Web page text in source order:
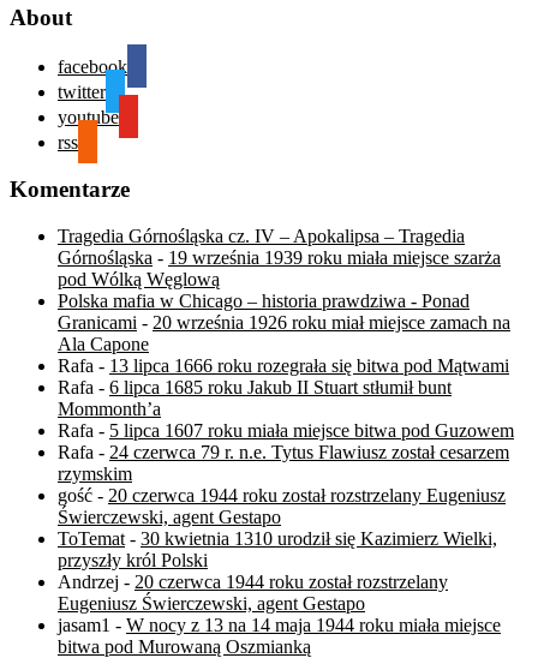
About
facebook
twitter
youtube
rss
Komentarze
Tragedia Górnośląska cz. IV – Apokalipsa – Tragedia
Górnośląska - 19 września 1939 roku miała miejsce szarża
pod Wólką Węglową
Polska mafia w Chicago – historia prawdziwa - Ponad
Granicami - 20 września 1926 roku miał miejsce zamach na
Ala Capone
Rafa - 13 lipca 1666 roku rozegrała się bitwa pod Mątwami
Rafa - 6 lipca 1685 roku Jakub II Stuart stłumił bunt
Mommonth’a
Rafa - 5 lipca 1607 roku miała miejsce bitwa pod Guzowem
Rafa - 24 czerwca 79 r. n.e. Tytus Flawiusz został cesarzem
rzymskim
gość - 20 czerwca 1944 roku został rozstrzelany Eugeniusz
Świerczewski, agent Gestapo
ToTemat - 30 kwietnia 1310 urodził się Kazimierz Wielki,
przyszły król Polski
Andrzej - 20 czerwca 1944 roku został rozstrzelany
Eugeniusz Świerczewski, agent Gestapo
jasam1 - W nocy z 13 na 14 maja 1944 roku miała miejsce
bitwa pod Murowaną Oszmianką